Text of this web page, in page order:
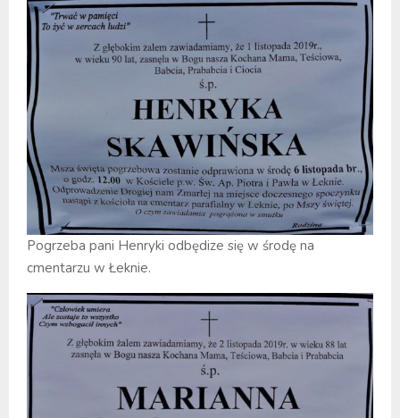
Pogrzeba pani Henryki odbędize się w środę na
cmentarzu w Łeknie.